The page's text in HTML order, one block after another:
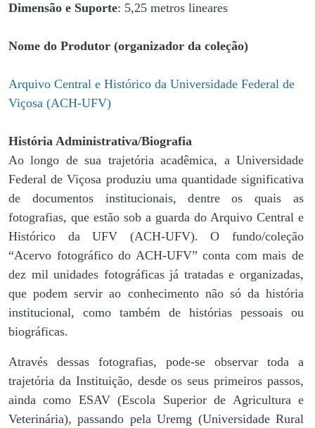
Dimensão e Suporte: 5,25 metros lineares
Nome do Produtor (organizador da coleção)
Arquivo Central e Histórico da Universidade Federal de
Viçosa (ACH-UFV)
História Administrativa/Biografia
Ao longo de sua trajetória acadêmica, a Universidade
Federal de Viçosa produziu uma quantidade significativa
de documentos institucionais, dentre os quais as
fotografias, que estão sob a guarda do Arquivo Central e
Histórico da UFV (ACH-UFV). O fundo/coleção
“Acervo fotográfico do ACH-UFV” conta com mais de
dez mil unidades fotográficas já tratadas e organizadas,
que podem servir ao conhecimento não só da história
institucional, como também de histórias pessoais ou
biográficas.
Através dessas fotografias, pode-se observar toda a
trajetória da Instituição, desde os seus primeiros passos,
ainda como ESAV (Escola Superior de Agricultura e
Veterinária), passando pela Uremg (Universidade Rural